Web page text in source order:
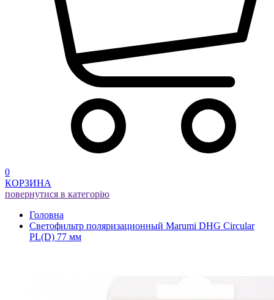
0
КОРЗИНА
повернутися в категорію
Головна
Светофильтр поляризационный Marumi DHG Circular
PL(D) 77 мм